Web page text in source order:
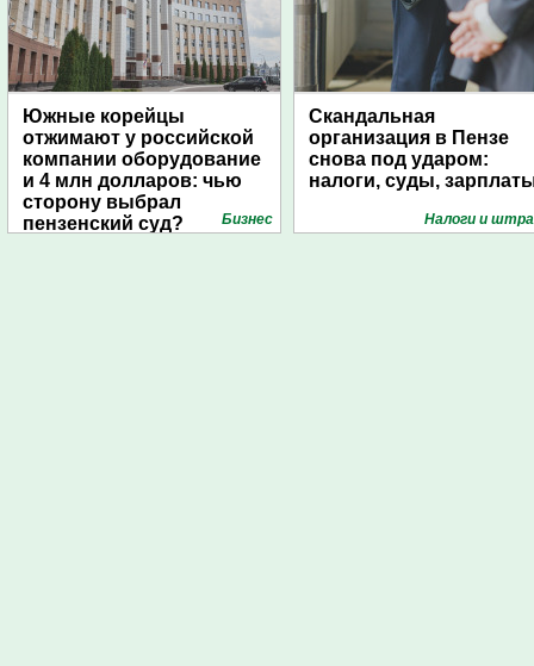
Южные корейцы
отжимают у российской
компании оборудование
и 4 млн долларов: чью
сторону выбрал
пензенский суд?
Бизнес
Скандальная
организация в Пензе
снова под ударом:
налоги, суды,
Налоги и